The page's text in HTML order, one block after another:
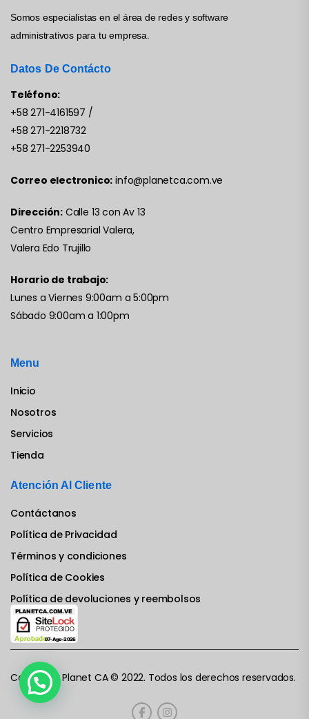
Somos especialistas en el área de redes y software
administrativos para tu empresa.
Datos De Contácto
Teléfono:
+58 271-4161597 /
+58 271-2218732
+58 271-2253940
Correo electronico: info@planetca.com.ve
Dirección: Calle 13 con Av 13
Centro Empresarial Valera,
Valera Edo Trujillo
Horario de trabajo:
Lunes a Viernes 9:00am a 5:00pm
Sábado 9:00am a 1:00pm
Menu
Inicio
Nosotros
Servicios
Tienda
Atención Al Cliente
Contáctanos
Política de Privacidad
Términos y condiciones
Política de Cookies
Política de devoluciones y reembolsos
Computer Planet CA © 2022. Todos los derechos reservados.